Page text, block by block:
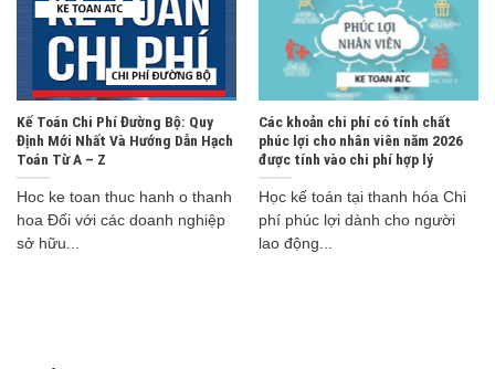
Kế Toán Chi Phí Đường Bộ: Quy
Định Mới Nhất Và Hướng Dẫn Hạch
Toán Từ A – Z
Hoc ke toan thuc hanh o thanh
hoa Đối với các doanh nghiệp
sở hữu...
Các khoản chi phí có tính chất
phúc lợi cho nhân viên năm 2026
được tính vào chi phí hợp lý
Học kế toán tại thanh hóa Chi
phí phúc lợi dành cho người
lao động...